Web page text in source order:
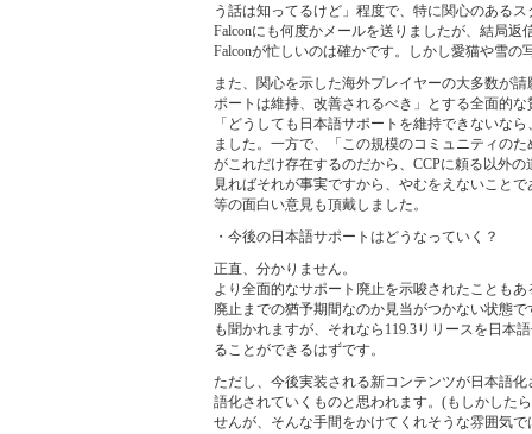
う話は知ってるけど」程度で、特に関心のある
Falconにも何度かメールを送りましたが、結局
Falconが忙しいのは確かです。しかし愛猫や雪
また、関心を示した海外プレイヤーの大多数が
ポートは維持、改善されるべき」とする全面的
「どうしても日本語サポートを維持できないな
ました。一方で、「この規模のコミュニティの
がこれだけ存在するのだから、CCPに頼る以外
見ればそれが事実ですから、やむをえないこと
等の面白い意見も頂戴しました。
・今後の日本語サポートはどうなっていく？
正直、分かりません。
より全面的なサポート廃止を示唆されたことも
廃止までの猶予期間なのか見当がつかない状態
も聞かれますが、それなら119.3リリースを日本
ることができるはずです。
ただし、今後実装される新コンテンツが日本語
語化されていくものと思われます。(もしかした
せんが、そんな手間をかけてくれそうな雰囲気